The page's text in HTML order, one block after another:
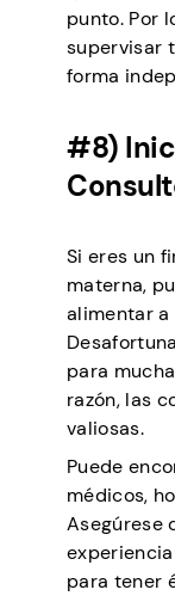
punto. Por
supervisar
forma
#8)
Si eres un
materna,
alimentar a
para
razón, las
valiosas.
Puede
médicos,
Asegúrese
para tener